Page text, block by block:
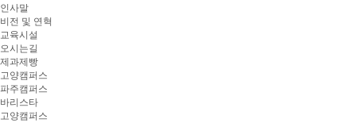
인사말
비전 및 연혁
교육시설
오시는길
제과제빵
고양캠퍼스
파주캠퍼스
바리스타
고양캠퍼스